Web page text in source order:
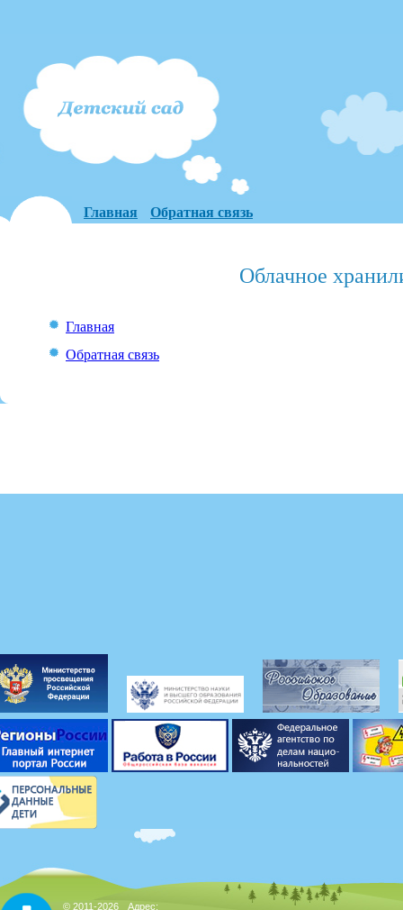
Главная Обратная связь
Облачное
Главная
Обратная связь
© 2011-2026
Адрес: